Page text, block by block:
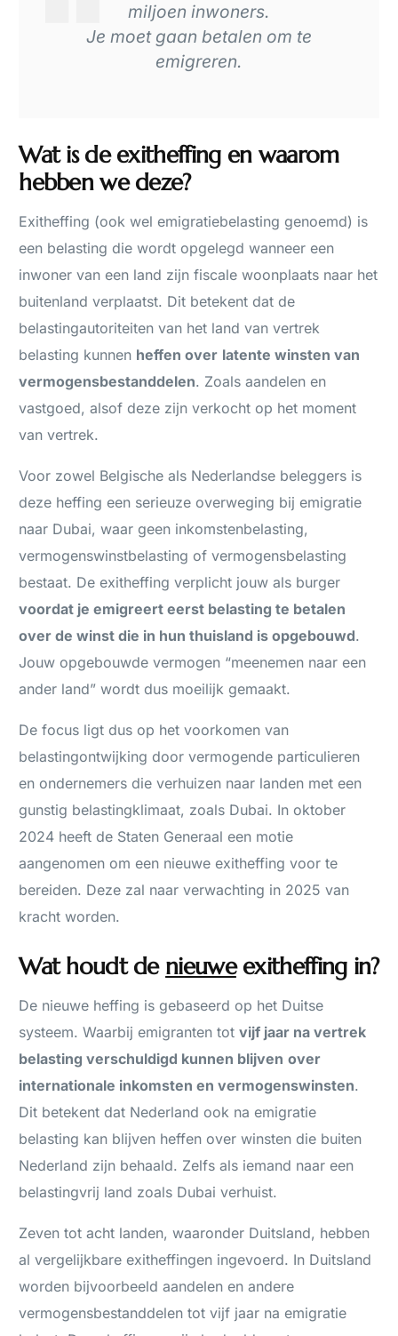
miljoen inwoners.
Je moet gaan betalen om te
emigreren.
Wat is de exitheffing en waarom
hebben we deze?
Exitheffing (ook wel emigratiebelasting genoemd) is
een belasting die wordt opgelegd wanneer een
inwoner van een land zijn fiscale woonplaats naar het
buitenland verplaatst. Dit betekent dat de
belastingautoriteiten van het land van vertrek
belasting kunnen heffen over latente winsten van
vermogensbestanddelen. Zoals aandelen en
vastgoed, alsof deze zijn verkocht op het moment
van vertrek.
Voor zowel Belgische als Nederlandse beleggers is
deze heffing een serieuze overweging bij emigratie
naar Dubai, waar geen inkomstenbelasting,
vermogenswinstbelasting of vermogensbelasting
bestaat. De exitheffing verplicht jouw als burger
voordat je emigreert eerst belasting te betalen
over de winst die in hun thuisland is opgebouwd.
Jouw opgebouwde vermogen “meenemen naar een
ander land” wordt dus moeilijk gemaakt.
De focus ligt dus op het voorkomen van
belastingontwijking door vermogende particulieren
en ondernemers die verhuizen naar landen met een
gunstig belastingklimaat, zoals Dubai. In oktober
2024 heeft de Staten Generaal een motie
aangenomen om een nieuwe exitheffing voor te
bereiden. Deze zal naar verwachting in 2025 van
kracht worden.
Wat houdt de nieuweexitheffing in?
De nieuwe heffing is gebaseerd op het Duitse
systeem. Waarbij emigranten totvijf jaar na vertrek
belasting verschuldigd kunnen blijven over
internationale inkomsten en vermogenswinsten.
Dit betekent dat Nederland ook na emigratie
belasting kan blijven heffen over winsten die buiten
Nederland zijn behaald. Zelfs als iemand naar een
belastingvrij land zoals Dubai verhuist.
Zeven tot acht landen, waaronder Duitsland, hebben
al vergelijkbare exitheffingen ingevoerd. In Duitsland
worden bijvoorbeeld aandelen en andere
vermogensbestanddelen tot vijf jaar na emigratie